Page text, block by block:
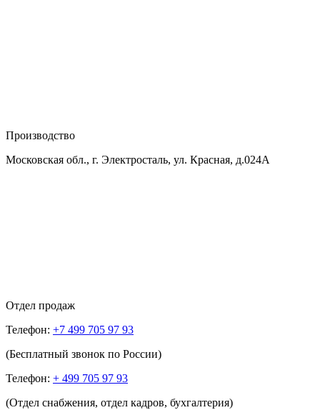
Производство
Московская обл., г. Электросталь, ул. Красная, д.024А
Отдел продаж
Телефон: +7 499 705 97 93
(Бесплатный звонок по России)
Телефон: + 499 705 97 93
(Отдел снабжения, отдел кадров, бухгалтерия)